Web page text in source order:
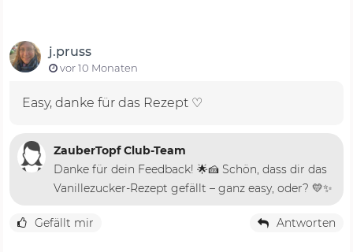
j.pruss
vor 10 Monaten
Easy, danke für das Rezept ♡
ZauberTopf Club-Team
Danke für dein Feedback! 🌟🍰 Schön, dass dir das
Vanillezucker-Rezept gefällt – ganz easy, oder? 💛✨
Gefällt mir Antworten